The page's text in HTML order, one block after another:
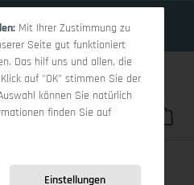
Du hast 0
Mit Ihrer Zustimmung zu
Seite gut funktioniert
Das hilf uns und allen, die
auf "OK" stimmen Sie der
können Sie natürlich
finden Sie auf
Einstellungen